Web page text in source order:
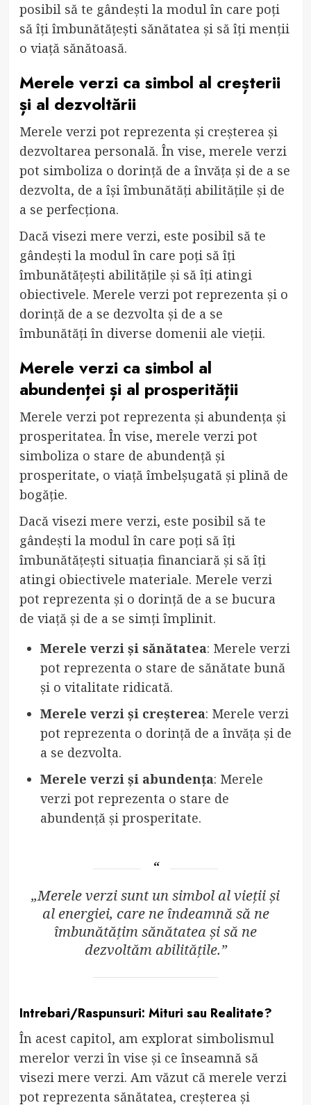
posibil să te gândești la modul în care poți
să îți îmbunătățești sănătatea și să îți menții
o viață sănătoasă.
Merele verzi ca simbol al creșterii
și al dezvoltării
Merele verzi pot reprezenta și creșterea și
dezvoltarea personală. În vise, merele verzi
pot simboliza o dorință de a învăța și de a se
dezvolta, de a își îmbunătăți abilitățile și de
a se perfecționa.
Dacă visezi mere verzi, este posibil să te
gândești la modul în care poți să îți
îmbunătățești abilitățile și să îți atingi
obiectivele. Merele verzi pot reprezenta și o
dorință de a se dezvolta și de a se
îmbunătăți în diverse domenii ale vieții.
Merele verzi ca simbol al
abundenței și al prosperității
Merele verzi pot reprezenta și abundența și
prosperitatea. În vise, merele verzi pot
simboliza o stare de abundență și
prosperitate, o viață îmbelșugată și plină de
bogăție.
Dacă visezi mere verzi, este posibil să te
gândești la modul în care poți să îți
îmbunătățești situația financiară și să îți
atingi obiectivele materiale. Merele verzi
pot reprezenta și o dorință de a se bucura
de viață și de a se simți împlinit.
Merele verzi și sănătatea: Merele verzi
pot reprezenta o stare de sănătate bună
și o vitalitate ridicată.
Merele verzi și creșterea: Merele verzi
pot reprezenta o dorință de a învăța și de
a se dezvolta.
Merele verzi și abundența: Merele
verzi pot reprezenta o stare de
abundență și prosperitate.
„Merele verzi sunt un simbol al vieții și
al energiei, care ne îndeamnă să ne
îmbunătățim sănătatea și să ne
dezvoltăm abilitățile.”
Intrebari/Raspunsuri: Mituri sau Realitate?
În acest capitol, am explorat simbolismul
merelor verzi în vise și ce înseamnă să
visezi mere verzi. Am văzut că merele verzi
pot reprezenta sănătatea, creșterea și